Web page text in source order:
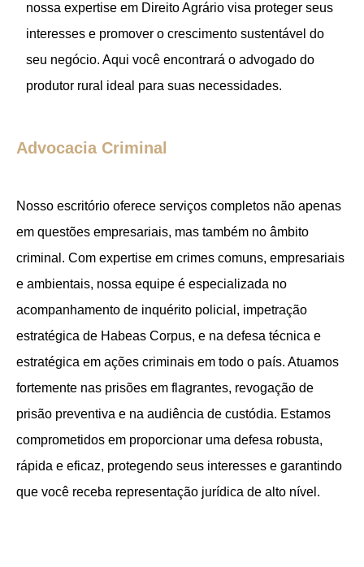
nossa expertise em Direito Agrário visa proteger seus
interesses e promover o crescimento sustentável do
seu negócio. Aqui você encontrará o advogado do
produtor rural ideal para suas necessidades.
Advocacia Criminal
Nosso escritório oferece serviços completos não apenas
em questões empresariais, mas também no âmbito
criminal. Com expertise em crimes comuns, empresariais
e ambientais, nossa equipe é especializada no
acompanhamento de inquérito policial, impetração
estratégica de Habeas Corpus, e na defesa técnica e
estratégica em ações criminais em todo o país. Atuamos
fortemente nas prisões em flagrantes, revogação de
prisão preventiva e na audiência de custódia. Estamos
comprometidos em proporcionar uma defesa robusta,
rápida e eficaz, protegendo seus interesses e garantindo
que você receba representação jurídica de alto nível.